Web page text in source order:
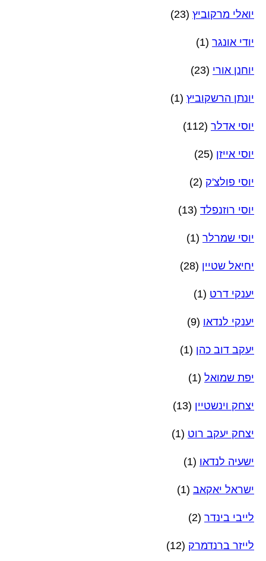
יואלי מרקוביץ (23)
יודי אונגר (1)
יוחנן אורי (23)
יונתן הרשקוביץ (1)
יוסי אדלר (112)
יוסי אייזן (25)
יוסי פולצ'ק (2)
יוסי רוזנפלד (13)
יוסי שמרלר (1)
יחיאל שטיין (28)
יענקי דרט (1)
יענקי לנדאו (9)
יעקב דוב כהן (1)
יפת שמואל (1)
יצחק וינשטיין (13)
יצחק יעקב רוט (1)
ישעיה לנדאו (1)
ישראל יאקאב (1)
לייבי בינדר (2)
לייזר ברנדמרק (12)